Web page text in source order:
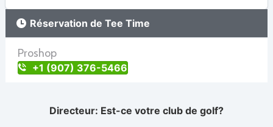
Réservation de Tee Time
Proshop
+1 (907) 376-5466
Directeur: Est-ce votre club de golf?